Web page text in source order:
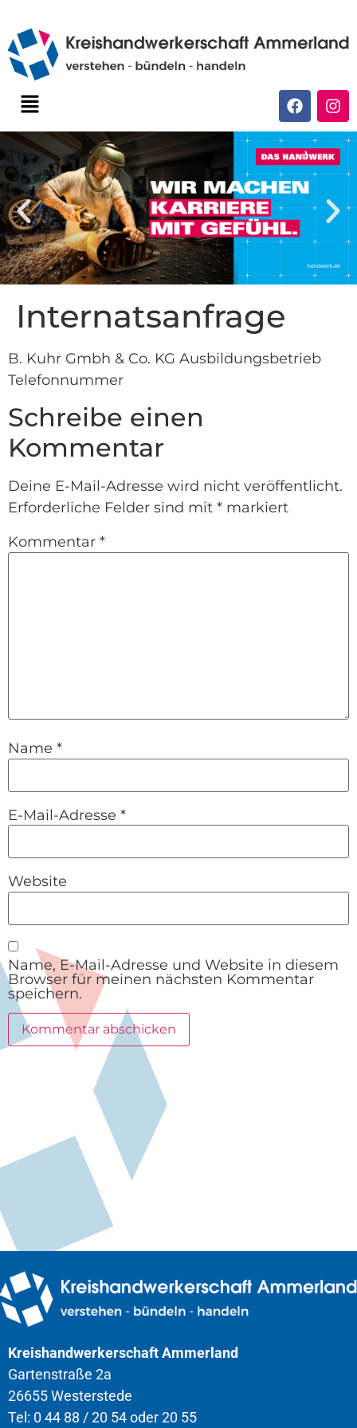
Internatsanfrage
B. Kuhr Gmbh & Co. KG Ausbildungsbetrieb
Telefonnummer
Schreibe einen
Kommentar
Deine E-Mail-Adresse wird nicht veröffentlicht.
Erforderliche Felder sind mit * markiert
Kommentar *
Name *
E-Mail-Adresse *
Website
Name, E-Mail-Adresse und Website in diesem
Browser für meinen nächsten Kommentar
speichern.
Kreishandwerkerschaft Ammerland
Gartenstraße 2a
26655 Westerstede
Tel: 0 44 88 / 20 54 oder 20 55